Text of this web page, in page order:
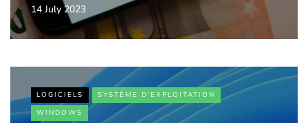
14 July 2023
LOGICIELS
SYSTÈME D'EXPLOITATION
WINDOWS